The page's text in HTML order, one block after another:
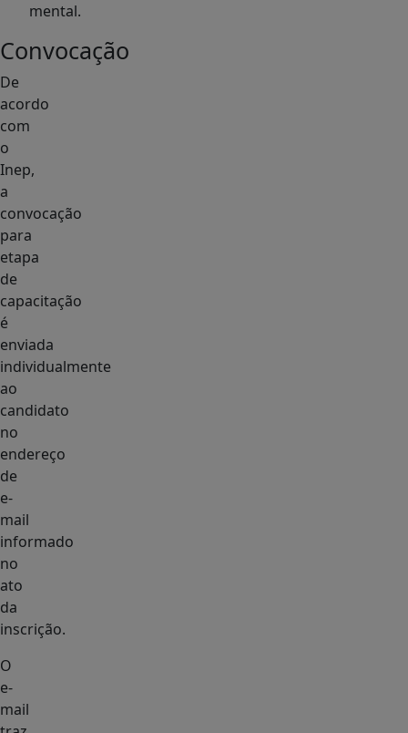
mental.
Convocação
De
acordo
com
o
Inep,
a
convocação
para
etapa
de
capacitação
é
enviada
individualmente
ao
candidato
no
endereço
de
e-
mail
informado
no
ato
da
inscrição.
O
e-
mail